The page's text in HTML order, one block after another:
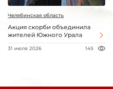
Челябинская область
Акция скорби объединила
жителей Южного Урала
31 июля 2026 145